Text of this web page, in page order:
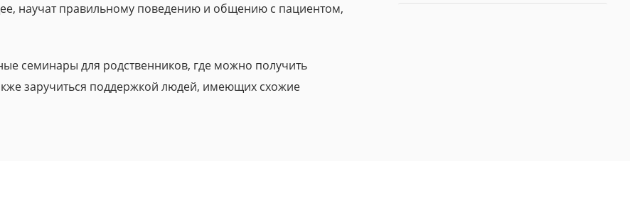
научат правильному поведению и общению с пациентом,
семинары для родственников, где можно получить
заручиться поддержкой людей, имеющих схожие